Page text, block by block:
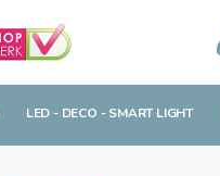
LED - DECO - SMART LIGHT